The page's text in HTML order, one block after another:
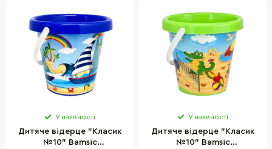
У наявності
Дитяче відерце "Класик
№10" Bamsic
У наявності
Дитяче відерце "Класик
№10" Bamsic